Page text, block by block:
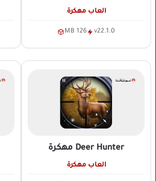
العاب مهكرة
v22.1.0
126 MB
Deer Hunter مهكرة
العاب مهكرة